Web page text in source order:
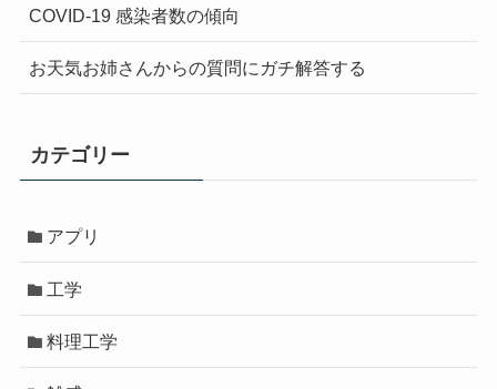
COVID-19 感染者数の傾向
お天気お姉さんからの質問にガチ解答する
カテゴリー
アプリ
工学
料理工学